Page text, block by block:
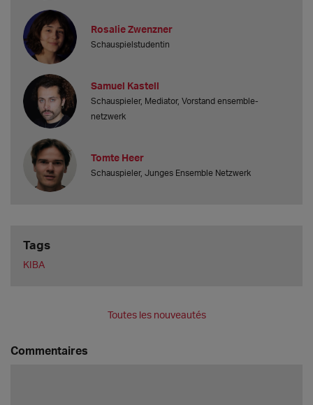
Rosalie Zwenzner
Schauspielstudentin
Samuel Kastell
Schauspieler, Mediator, Vorstand ensemble-
netzwerk
Tomte Heer
Schauspieler, Junges Ensemble Netzwerk
Tags
KIBA
Toutes les nouveautés
Commentaires